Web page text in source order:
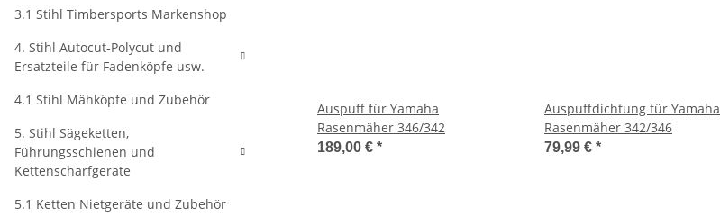
Auspuff für Yamaha
Rasenmäher 346/342
189,00 € *
Auspuffdichtung für Yamaha
Rasenmäher 342/346
79,99 € *
3.1 Stihl Timbersports Markenshop
4. Stihl Autocut-Polycut und
Ersatzteile für Fadenköpfe usw.
4.1 Stihl Mähköpfe und Zubehör
5. Stihl Sägeketten,
Führungsschienen und
Kettenschärfgeräte
5.1 Ketten Nietgeräte und Zubehör